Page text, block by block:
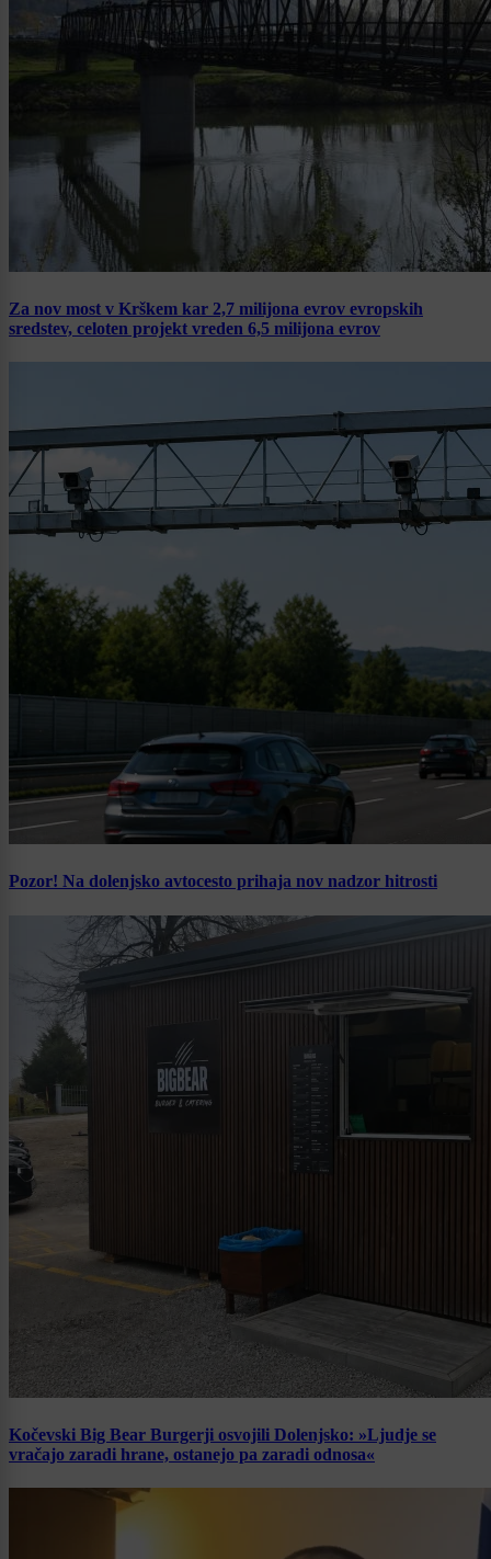
Za nov most v Krškem kar 2,7 milijona evrov evropskih
sredstev, celoten projekt vreden 6,5 milijona evrov
Pozor! Na dolenjsko avtocesto prihaja nov nadzor hitrosti
Kočevski Big Bear Burgerji osvojili Dolenjsko: »Ljudje se
vračajo zaradi hrane, ostanejo pa zaradi odnosa«